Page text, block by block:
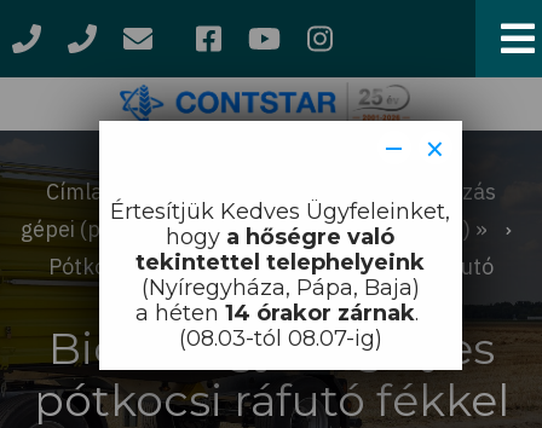
Morzsa
Címlap
Szállítmányozás
gépei (pótkocsik, szippantók, bálaszállítók...)
Pótkocsik
Egytengelyes pótkocsi ráfutó
fékkel
Bicchi Egytengelyes
pótkocsi ráfutó fékkel
×
−
Értesítjük Kedves Ügyfeleinket,
hogy a hőségre való
tekintettel telephelyeink
(Nyíregyháza, Pápa, Baja)
a héten 14 órakor zárnak.
(08.03-tól 08.07-ig)